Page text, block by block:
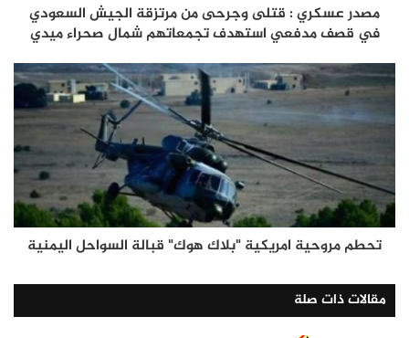
مصدر عسكري : قتلى وجرحى من مرتزقة الجيش السعودي
في قصف مدفعي استهدف تجمعاتهم شمال صحراء ميدي
تحطم مروحية امريكية "بلاك هوك" قبالة السواحل اليمنية
مقالات ذات صلة